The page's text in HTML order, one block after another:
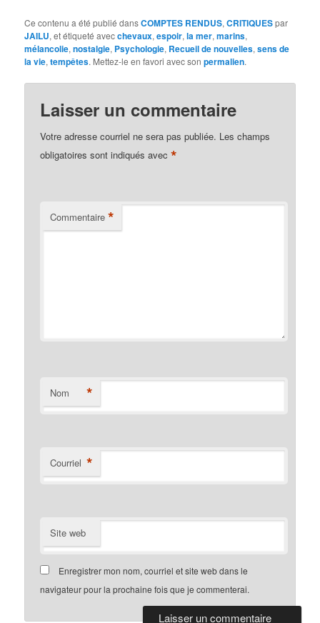
Ce contenu a été publié dansCOMPTES RENDUS,CRITIQUESpar
JAILU, et étiqueté avecchevaux,espoir,la mer,marins,
mélancolie,nostalgie, Psychologie, Recueil de nouvelles,sens de
la vie,tempêtes. Mettez-le en favori avec sonpermalien.
Laisser un commentaire
Votre adresse courriel ne sera pas publiée. Les champs
obligatoires sont indiqués avec*
Commentaire *
Nom *
Courriel *
Site web
Enregistrer mon nom, courriel et site web dans le
navigateur pour la prochaine fois que je commenterai.